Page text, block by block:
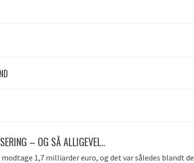
– OG SÅ ALLIGEVEL..
modtage 1,7 milliarder euro, og det var således blandt de